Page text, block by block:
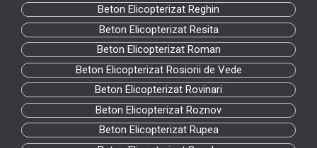
Beton Elicopterizat Reghin
Beton Elicopterizat Resita
Beton Elicopterizat Roman
Beton Elicopterizat Rosiorii de Vede
Beton Elicopterizat Rovinari
Beton Elicopterizat Roznov
Beton Elicopterizat Rupea